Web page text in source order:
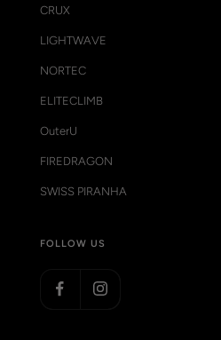
CRUX
LIGHTWAVE
NORTEC
ELITECLIMB
OuterU
FIREDRAGON
SWISS PIRANHA
FOLLOW US